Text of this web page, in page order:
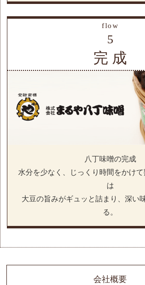
flow
5
完 成
八丁味噌の完成
水分を少なく、じっくり時間をかけ
は
大豆の旨みがギュッと詰まり、深い
る。
会社概要